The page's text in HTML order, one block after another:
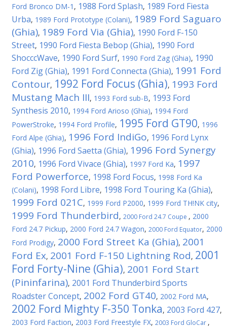
Ford Bronco DM-1 , 1988 Ford Splash, 1989 Ford Fiesta
Urba, 1989 Ford Prototype (Colani), 1989 Ford Saguaro
(Ghia), 1989 Ford Via (Ghia), 1990 Ford F-150
Street, 1990 Ford Fiesta Bebop (Ghia), 1990 Ford
ShocccWave, 1990 Ford Surf, 1990 Ford Zag (Ghia), 1990
Ford Zig (Ghia), 1991 Ford Connecta (Ghia), 1991 Ford
Contour, 1992 Ford Focus (Ghia), 1993 Ford
Mustang Mach III, 1993 Ford sub-B, 1993 Ford
Synthesis 2010, 1994 Ford Arioso (Ghia), 1994 Ford
PowerStroke, 1994 Ford Profile, 1995 Ford GT90, 1996
Ford Alpe (Ghia), 1996 Ford IndiGo, 1996 Ford Lynx
(Ghia), 1996 Ford Saetta (Ghia), 1996 Ford Synergy
2010, 1996 Ford Vivace (Ghia), 1997 Ford Ka, 1997
Ford Powerforce, 1998 Ford Focus, 1998 Ford Ka
(Colani), 1998 Ford Libre, 1998 Ford Touring Ka (Ghia),
1999 Ford 021C, 1999 Ford P2000, 1999 Ford TH!NK city,
1999 Ford Thunderbird, 2000 Ford 24.7 Coupe , 2000
Ford 24.7 Pickup, 2000 Ford 24.7 Wagon, 2000 Ford Equator, 2000
Ford Prodigy, 2000 Ford Street Ka (Ghia), 2001
Ford Ex, 2001 Ford F-150 Lightning Rod, 2001
Ford Forty-Nine (Ghia), 2001 Ford Start
(Pininfarina), 2001 Ford Thunderbird Sports
Roadster Concept, 2002 Ford GT40, 2002 Ford MA,
2002 Ford Mighty F-350 Tonka, 2003 Ford 427,
2003 Ford Faction, 2003 Ford Freestyle FX, 2003 Ford GloCar ,